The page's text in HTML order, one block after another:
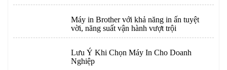
Máy in Brother với khả năng in ấn tuyệt
vời, năng suất vận hành vượt trội
Lưu Ý Khi Chọn Máy In Cho Doanh
Nghiệp